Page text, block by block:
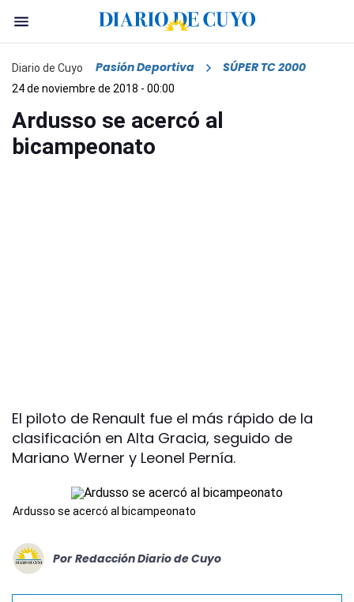
Diario de Cuyo Pasión Deportiva SÚPER TC 2000
24 de noviembre de 2018 - 00:00
Ardusso se acercó al
bicampeonato
El piloto de Renault fue el más rápido de la
clasificación en Alta Gracia, seguido de
Mariano Werner y Leonel Pernía.
Ardusso se acercó al bicampeonato
Por Redacción Diario de Cuyo